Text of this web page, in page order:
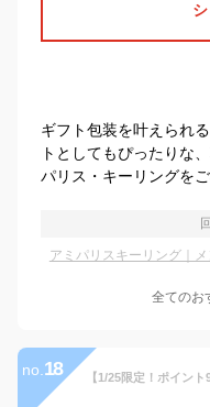
ギフト包装を叶えられ
トとしてもぴったりな
パリス・キーリングを
アミパリスキーリング｜
全てのお
no. 18